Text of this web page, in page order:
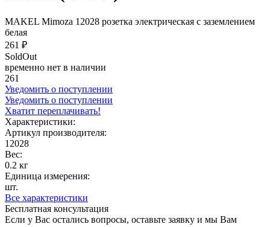
MAKEL Mimoza 12028 розетка электрическая с заземлением
белая
261 ₽
SoldOut
временно нет в наличии
261
Уведомить о поступлении
Уведомить о поступлении
Хватит переплачивать!
Характеристики:
Артикул производителя:
12028
Вес:
0.2 кг
Единица измерения:
шт.
Все характеристики
Бесплатная консультация
Если у Вас остались вопросы, оставьте заявку и мы Вам